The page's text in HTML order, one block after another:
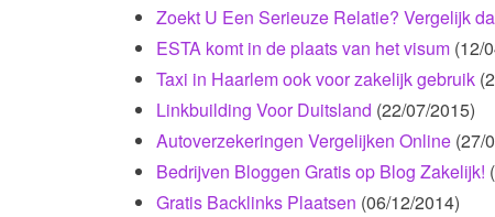
Zoekt U Een Serieuze Relatie? Vergelijk
ESTA komt in de plaats van het visum (12/
Taxi in Haarlem ook voor zakelijk gebruik
Linkbuilding Voor Duitsland (22/07/2015)
Autoverzekeringen Vergelijken Online (27/
Bedrijven Bloggen Gratis op Blog Zakelijk!
Gratis Backlinks Plaatsen (06/12/2014)